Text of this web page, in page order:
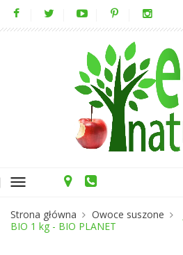
menu
Strona główna Owoce suszone
BIO 1 kg - BIO PLANET